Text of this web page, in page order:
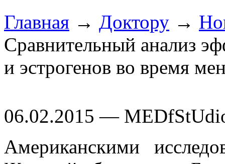
Главная → Доктору →
Сравнительный анализ
и эстрогенов во время
06.02.2015 —
Американскими